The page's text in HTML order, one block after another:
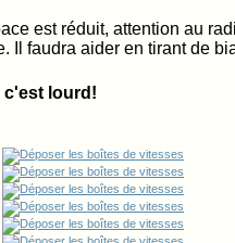
est réduit, attention au
Il faudra aider en tirant de
c'est lourd!